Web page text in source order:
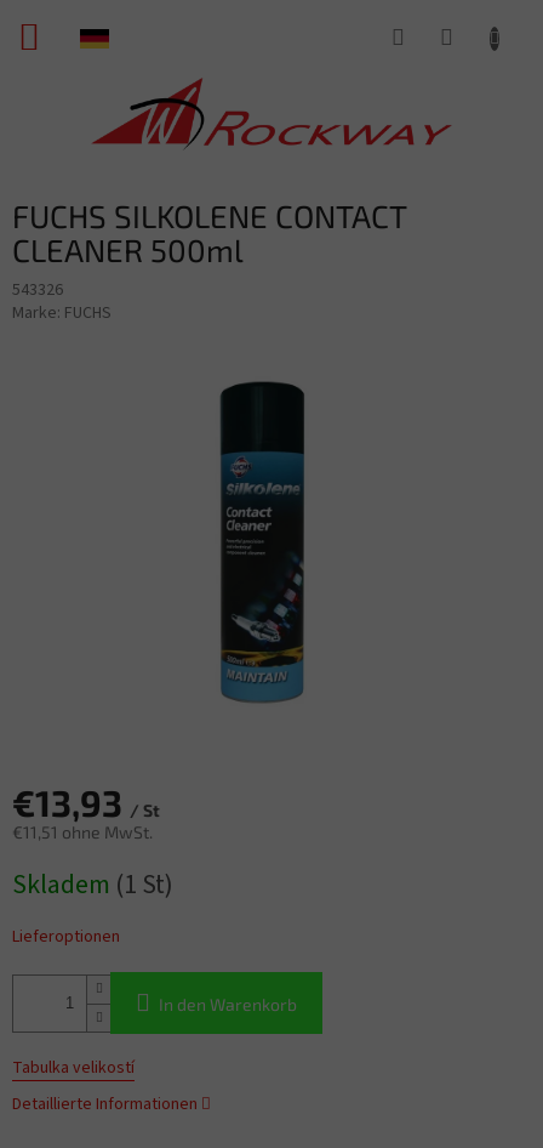
Inhalt
springen
WARENKORB
FUCHS SILKOLENE CONTACT
CLEANER 500ml
543326
Marke: FUCHS
€13,93 / St
€11,51 ohne MwSt.
Skladem (1 St)
Lieferoptionen
In den Warenkorb
Tabulka velikostí
Detaillierte Informationen